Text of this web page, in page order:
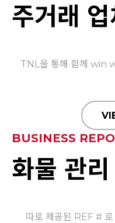
주거래 업
TNL을 통해 함께 win
BUSINESS
화물 관
따로 제공된 REF # 로